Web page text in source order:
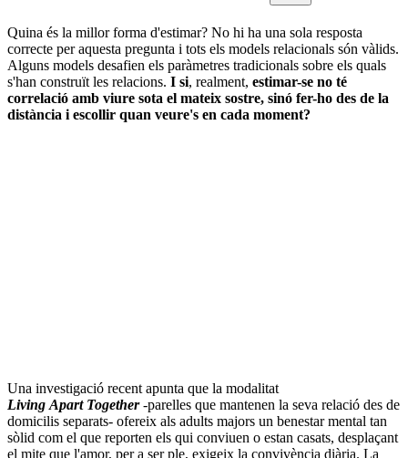
Quina és la millor forma d'estimar? No hi ha una sola resposta
correcte per aquesta pregunta i tots els models relacionals són vàlids.
Alguns models desafien els paràmetres tradicionals sobre els quals
s'han construït les relacions. I si, realment, estimar-se no té
correlació amb viure sota el mateix sostre, sinó fer-ho des de la
distància i escollir quan veure's en cada moment?
Una investigació recent apunta que la modalitat
Living Apart Together-parelles que mantenen la seva relació des de
domicilis separats- ofereix als adults majors un benestar mental tan
sòlid com el que reporten els qui conviuen o estan casats, desplaçant
el mite que l'amor, per a ser ple, exigeix la convivència diària. La